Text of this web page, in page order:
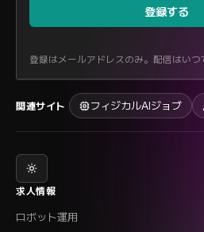
登録する
登録はメールアドレスのみ。配信はいつ
関連サイト フィジカルAIジョブ
求人情報
ロボット運用